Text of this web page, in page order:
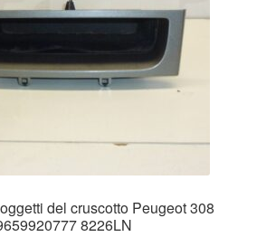
del cruscotto Peugeot 308
8226LN